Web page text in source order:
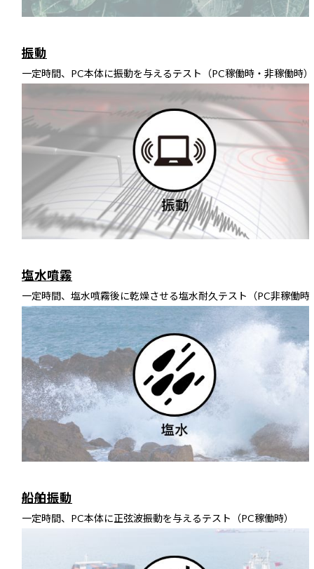
振動
一定時間、PC本体に振動を与えるテスト（PC稼働時・非稼働時）
塩水噴霧
一定時間、塩水噴霧後に乾燥させる塩水耐久テスト（PC非稼働時
船舶振動
一定時間、PC本体に正弦波振動を与えるテスト（PC稼働時）